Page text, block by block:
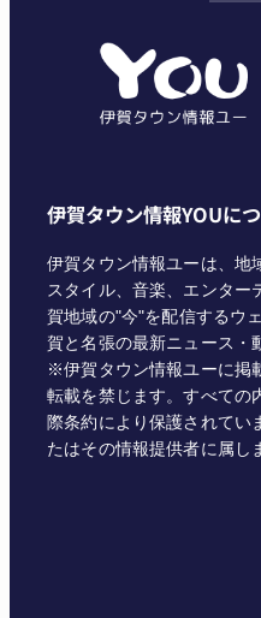
伊賀タウン情報YOUに
伊賀タウン情報ユーは、地
スタイル、音楽、エンター
賀地域の"今"を配信するウ
賀と名張の最新ニュース・
※伊賀タウン情報ユーに掲
転載を禁じます。すべての
際条約により保護されてい
たはその情報提供者に属し